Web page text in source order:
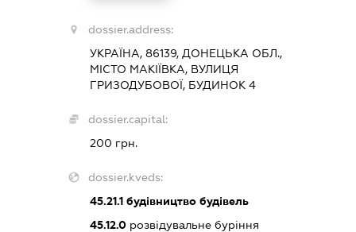
dossier.address:
УКРАЇНА, 86139, ДОНЕЦЬКА ОБЛ.,
МІСТО МАКІЇВКА, ВУЛИЦЯ
ГРИЗОДУБОВОЇ, БУДИНОК 4
dossier.capital:
200 грн.
dossier.kveds:
45.21.1будівництво будівель
45.12.0розвідувальне буріння